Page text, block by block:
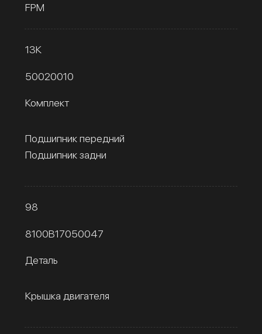
FPM
13К
50020010
Комплект
Подшипник передний
Подшипник задни
98
8100B17050047
Деталь
Крышка двигателя